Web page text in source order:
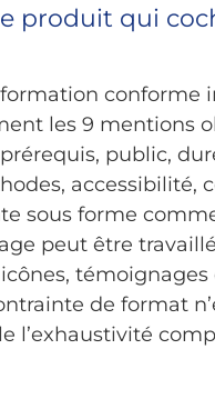
produit qui
conforme
les 9 mentions
public,
accessibilité,
sous forme
peut être
témoignages
de format
l’exhaustivité